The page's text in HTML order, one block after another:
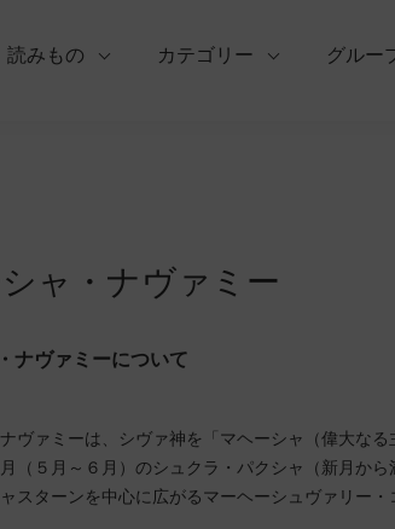
読みもの カテゴリー グルー
ャ・ナヴァミー
ナヴァミーについて
ヴァミーは、シヴァ神を「マヘーシャ（偉大な
（５月～６月）のシュクラ・パクシャ（新月か
スターンを中心に広がるマーヘーシュヴァリー